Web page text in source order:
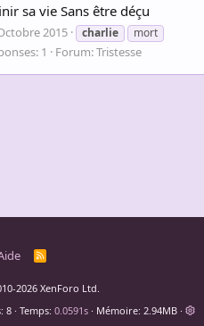
sa vie Sans être déçu
2015 charlie
mort
1 Forum:Tristesse
R
2026 XenForo Ltd.
8 Temps 0.0591s Mémoire 2.94MB